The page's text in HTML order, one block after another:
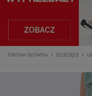
STRONA GŁÓWNA DZIECIĘCE